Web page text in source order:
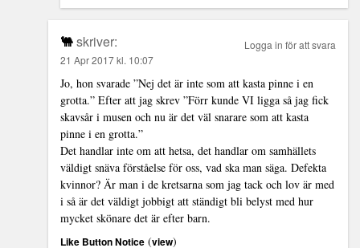
🐫skriver:
21 Apr 2017 kl. 10:07
Jo, hon svarade ”Nej det är inte som att kasta pinne i en
grotta.” Efter att jag skrev ”Förr kunde VI ligga så jag fick
skavsår i musen och nu är det väl snarare som att kasta
pinne i en grotta.”
Det handlar inte om att hetsa, det handlar om samhällets
väldigt snäva förståelse för oss, vad ska man säga. Defekta
kvinnor? Är man i de kretsarna som jag tack och lov är med
i så är det väldigt jobbigt att ständigt bli belyst med hur
mycket skönare det är efter barn.
Like Button Notice (view)
Logga in för att svara